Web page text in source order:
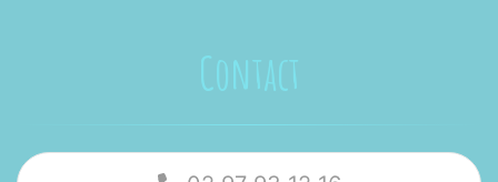
Contact